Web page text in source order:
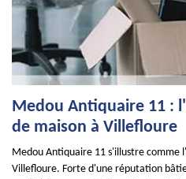
Medou Antiquaire 11 :
de maison à Villefloure
Medou Antiquaire 11 s'illustre comme
Villefloure. Forte d'une réputation